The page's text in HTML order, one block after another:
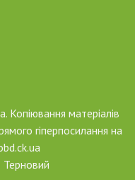
матеріалів
гіперпосилання на
Терновий